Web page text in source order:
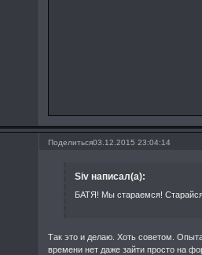
Поделиться03.12.2015 23:04:14
Siv написал(а):
БАТЯ! Мы стараемся!
Так это и делаю. Хоть советом.
времени нет даже зайти просто на